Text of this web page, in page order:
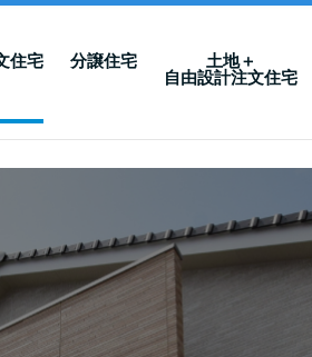
住宅 分譲住宅
土地＋
自由設計注文住宅